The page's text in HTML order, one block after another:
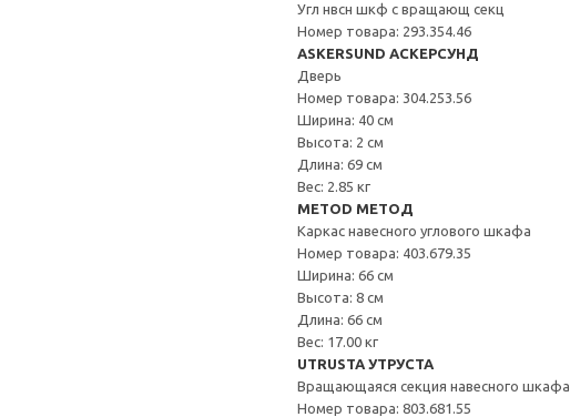
Угл нвсн шкф с вращающ секц
Номер товара: 293.354.46
ASKERSUND АСКЕРСУНД
Дверь
Номер товара: 304.253.56
Ширина: 40 см
Высота: 2 см
Длина: 69 см
Вес: 2.85 кг
METOD МЕТОД
Каркас навесного углового шкафа
Номер товара: 403.679.35
Ширина: 66 см
Высота: 8 см
Длина: 66 см
Вес: 17.00 кг
UTRUSTA УТРУСТА
Вращающаяся секция навесного шкафа
Номер товара: 803.681.55